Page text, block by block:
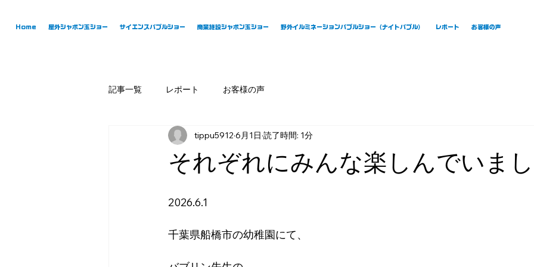
Home 屋外シャボン玉ショー サイエンスバブルショー 商業施設シャボン玉ショー 野外イルミネーションバブルショー（ナイトバブル） レポート お客様の声
記事一覧 レポート お客様の声
それぞれにみんな楽しんでいま
tippu5912 6月1日 読了時間: 1分
2026.6.1
千葉県船橋市の幼稚園にて、